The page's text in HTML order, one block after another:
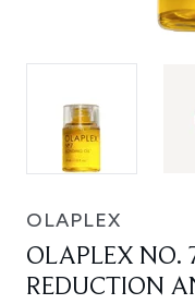
OLAPLEX
OLAPLEX NO.
REDUCTION